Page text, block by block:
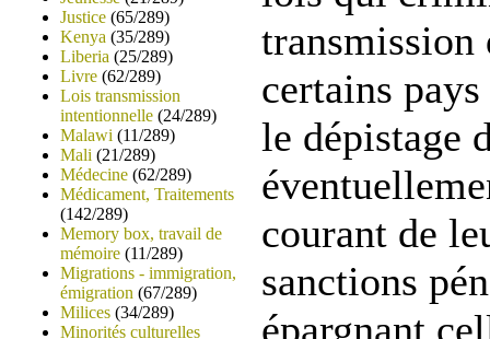
Justice (65/289)
Kenya (35/289)
Liberia (25/289)
Livre (62/289)
Lois transmission
intentionnelle (24/289)
Malawi (11/289)
Mali (21/289)
Médecine (62/289)
Médicament, Traitements
(142/289)
Memory box, travail de
mémoire (11/289)
Migrations - immigration,
émigration (67/289)
Milices (34/289)
Minorités culturelles
certains pays
le dépistage
courant de
sanctions
épargnant